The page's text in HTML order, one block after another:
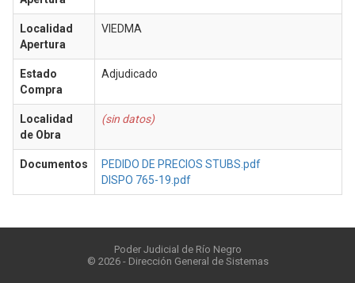
Localidad
Apertura
VIEDMA
Estado
Compra
Adjudicado
Localidad
de Obra
(sin datos)
Documentos
PEDIDO DE PRECIOS STUBS.pdf
DISPO 765-19.pdf